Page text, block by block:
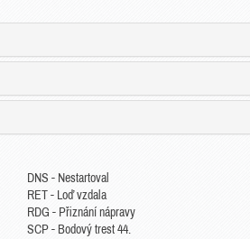
DNS - Nestartoval
RET - Loď vzdala
RDG - Přiznání nápravy
SCP - Bodový trest 44.